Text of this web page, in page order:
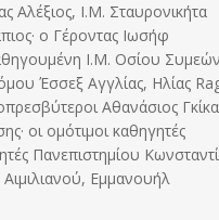
Αλέξιος, Ι.Μ. Σταυρονικήτα
ο Γέροντας Ιωσήφ
Ι.Μ. Οσίου Συμεών
Έσσεξ Αγγλίας, Ηλίας
Αθανάσιος
οι ομότιμοι καθηγητές
Πανεπιστημίου
Εμμανουήλ